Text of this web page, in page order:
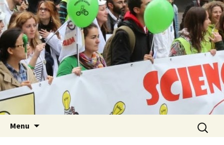
Les Sciences sont notre avenir
Menu